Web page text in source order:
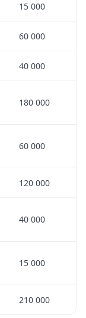
15 000
60 000
40 000
180 000
60 000
120 000
40 000
15 000
210 000